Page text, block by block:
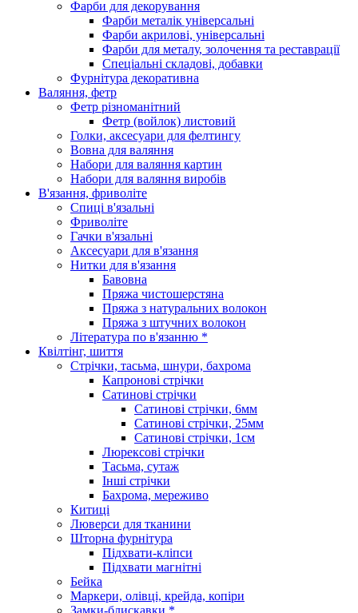
Фарби для декорування
Фарби металік універсальні
Фарби акрилові, універсальні
Фарби для металу, золочення та реставрації
Спеціальні складові, добавки
Фурнітура декоративна
Валяння, фетр
Фетр різноманітний
Фетр (войлок) листовий
Голки, аксесуари для фелтингу
Вовна для валяння
Набори для валяння картин
Набори для валяння виробів
В'язання, фриволіте
Спиці в'язальні
Фриволіте
Гачки в'язальні
Аксесуари для в'язання
Нитки для в'язання
Бавовна
Пряжа чистошерстяна
Пряжа з натуральних волокон
Пряжа з штучних волокон
Література по в'язанню *
Квілтінг, шиття
Стрічки, тасьма, шнури, бахрома
Капронові стрічки
Сатинові стрічки
Сатинові стрічки, 6мм
Сатинові стрічки, 25мм
Сатинові стрічки, 1см
Люрексові стрічки
Тасьма, сутаж
Інші стрічки
Бахрома, мереживо
Китиці
Люверси для тканини
Шторна фурнітура
Підхвати-кліпси
Підхвати магнітні
Бейка
Маркери, олівці, крейда, копіри
Замки-блискавки *